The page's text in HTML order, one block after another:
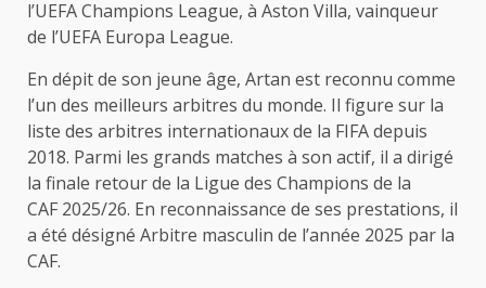
l’UEFA Champions League, à Aston Villa, vainqueur
de l’UEFA Europa League.
En dépit de son jeune âge, Artan est reconnu comme
l’un des meilleurs arbitres du monde. Il figure sur la
liste des arbitres internationaux de la FIFA depuis
2018. Parmi les grands matches à son actif, il a dirigé
la finale retour de la Ligue des Champions de la
CAF 2025/26. En reconnaissance de ses prestations, il
a été désigné Arbitre masculin de l’année 2025 par la
CAF.